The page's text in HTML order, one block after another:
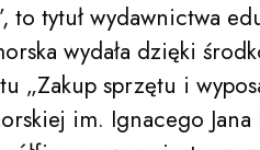
to tytuł wydawnictwa
wydała dzięki
„Zakup sprzętu i
im. Ignacego Jana